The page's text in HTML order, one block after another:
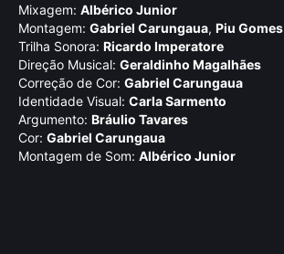
Mixagem: Albérico Junior
Montagem: Gabriel Carungaua, Piu Gomes
Trilha Sonora: Ricardo Imperatore
Direção Musical: Geraldinho Magalhães
Correção de Cor: Gabriel Carungaua
Identidade Visual: Carla Sarmento
Argumento: Bráulio Tavares
Cor: Gabriel Carungaua
Montagem de Som: Albérico Junior